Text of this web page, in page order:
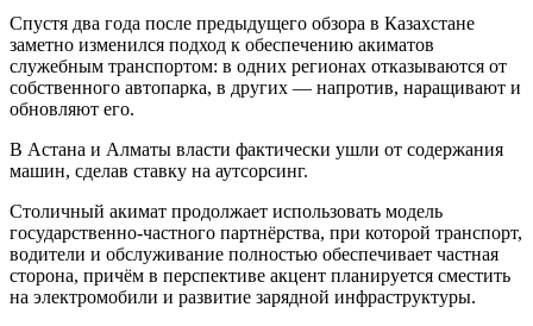
Спустя два года после предыдущего обзора в Казахстане
заметно изменился подход к обеспечению акиматов
служебным транспортом: в одних регионах отказываются от
собственного автопарка, в других — напротив, наращивают и
обновляют его.
В Астана и Алматы власти фактически ушли от содержания
машин, сделав ставку на аутсорсинг.
Столичный акимат продолжает использовать модель
государственно-частного партнёрства, при которой транспорт,
водители и обслуживание полностью обеспечивает частная
сторона, причём в перспективе акцент планируется сместить
на электромобили и развитие зарядной инфраструктуры.